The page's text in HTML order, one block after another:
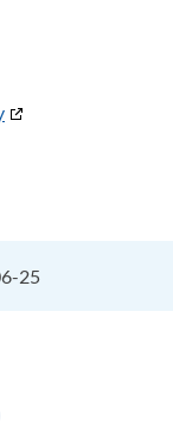
25